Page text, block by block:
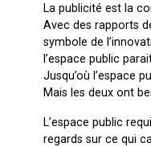
La publicité est la
Avec des rapports
symbole de
l’espace public
Jusqu’où l’espace
Mais les deux ont
L’espace public
regards sur ce qui